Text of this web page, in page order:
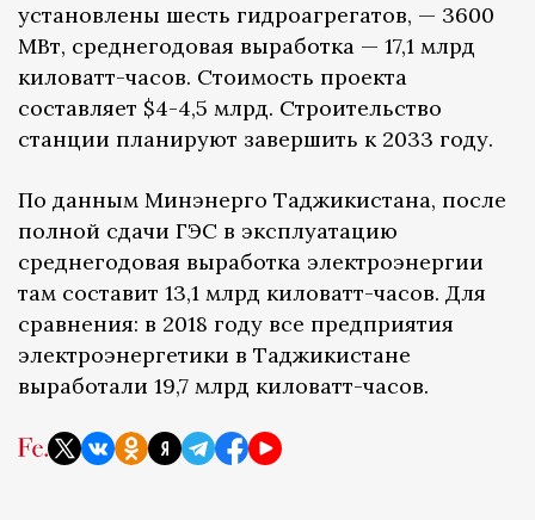
установлены шесть гидроагрегатов, — 3600
МВт, среднегодовая выработка — 17,1 млрд
киловатт-часов. Стоимость проекта
составляет $4-4,5 млрд. Строительство
станции планируют завершить к 2033 году.
По данным Минэнерго Таджикистана, после
полной сдачи ГЭС в эксплуатацию
среднегодовая выработка электроэнергии
там составит 13,1 млрд киловатт-часов. Для
сравнения: в 2018 году все предприятия
электроэнергетики в Таджикистане
выработали 19,7 млрд киловатт-часов.